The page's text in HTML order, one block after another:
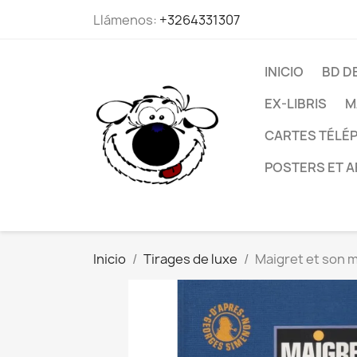
Llámenos: +3264331307
INICIO
BD
EX-LIBRIS
CARTES
POSTERS ET
Inicio Tirages de luxe Maigret et son